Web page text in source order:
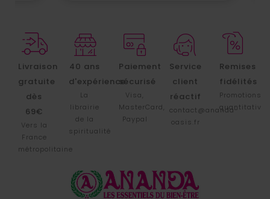
Livraison
gratuite
dès
69€
Vers la
France
métropolitaine
40 ans
d'expérience
La
librairie
de la
spiritualité
Paiement
sécurisé
Visa,
MasterCard,
Paypal
Service
client
réactif
contact@ananda-
oasis.fr
Remises
fidélités
Promotions